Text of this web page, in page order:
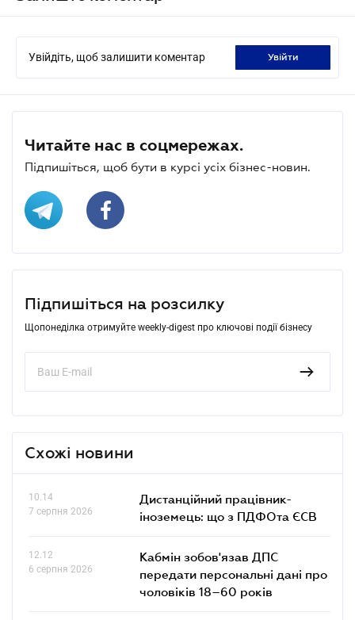
Увійдіть, щоб залишити коментар увійти
Читайте нас в соцмережах.
Підпишіться, щоб бути в курсі усіх бізнес-новин.
Підпишіться на розсилку
Щопонеділка отримуйте weekly-digest про ключові події бізнесу
Схожі новини
10.14
7 серпня 2026
Дистанційний працівник-
іноземець: що з ПДФОта ЄСВ
12.12
6 серпня 2026
Кабмін зобов'язав ДПС
передати персональні дані про
чоловіків 18–60 років